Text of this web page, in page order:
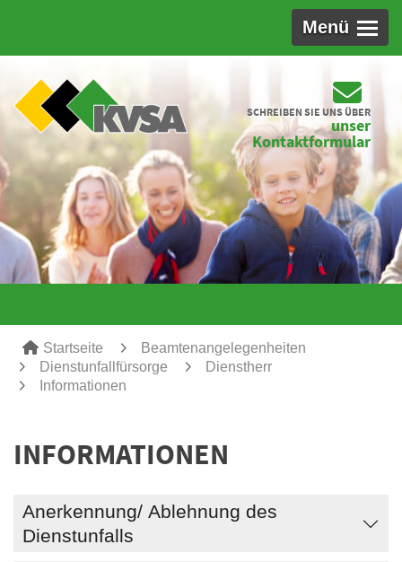
Menü
SCHREIBEN SIE UNS ÜBER
unser
Kontaktformular
Startseite
Beamtenangelegenheiten
Dienstunfallfürsorge
Dienstherr
Informationen
INFORMATIONEN
Anerkennung/ Ablehnung des
Dienstunfalls